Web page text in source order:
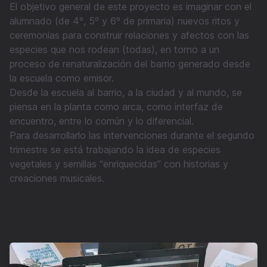
El objetivo general de este proyecto es imaginar con el
alumnado (de 4º, 5º y 6º de primaria) nuevos ritos y
ceremonias para construir relaciones y afectos con las
especies que nos rodean (todas), en torno a un
proceso de renaturalización del barrio generado desde
la escuela como emisor.
Desde la escuela al barrio, a la ciudad y al mundo, se
piensa en la planta como arca, como interfaz de
encuentro, entre lo común y lo diferencial.
Para desarrollarlo las intervenciones durante el segundo
trimestre se está trabajando la idea de especies
vegetales y semillas “enriquecidas” con historias y
creaciones musicales.